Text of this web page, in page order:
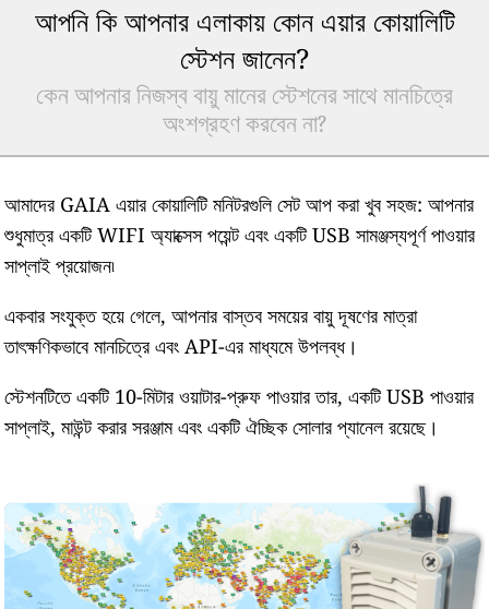
আপনি কি আপনার এলাকায় কোন এয়ার কোয়ালিটি
স্টেশন জানেন?
কেন আপনার নিজস্ব বায়ু মানের স্টেশনের সাথে মানচিত্রে
অংশগ্রহণ করবেন না?
আমাদের GAIA এয়ার কোয়ালিটি মনিটরগুলি সেট আপ করা খুব সহজ: আপনার
শুধুমাত্র একটি WIFI অ্যাক্সেস পয়েন্ট এবং একটি USB সামঞ্জস্যপূর্ণ পাওয়ার
সাপ্লাই প্রয়োজন৷
একবার সংযুক্ত হয়ে গেলে, আপনার বাস্তব সময়ের বায়ু দূষণের মাত্রা
তাৎক্ষণিকভাবে মানচিত্রে এবং API-এর মাধ্যমে উপলব্ধ।
স্টেশনটিতে একটি 10-মিটার ওয়াটার-প্রুফ পাওয়ার তার, একটি USB পাওয়ার
সাপ্লাই, মাউন্ট করার সরঞ্জাম এবং একটি ঐচ্ছিক সোলার প্যানেল রয়েছে।